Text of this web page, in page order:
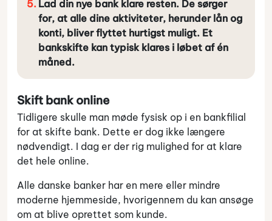
Lad din nye bank klare resten. De sørger
for, at alle dine aktiviteter, herunder lån og
konti, bliver flyttet hurtigst muligt. Et
bankskifte kan typisk klares i løbet af én
måned.
Skift bank online
Tidligere skulle man møde fysisk op i en bankfilial
for at skifte bank. Dette er dog ikke længere
nødvendigt. I dag er der rig mulighed for at klare
det hele online.
Alle danske banker har en mere eller mindre
moderne hjemmeside, hvorigennem du kan ansøge
om at blive oprettet som kunde.